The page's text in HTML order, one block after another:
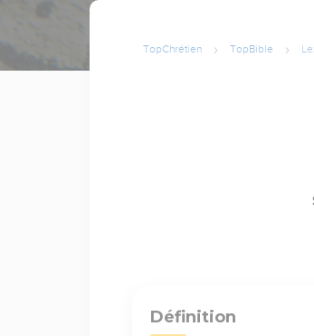
TopChrétien TopBible
Définition